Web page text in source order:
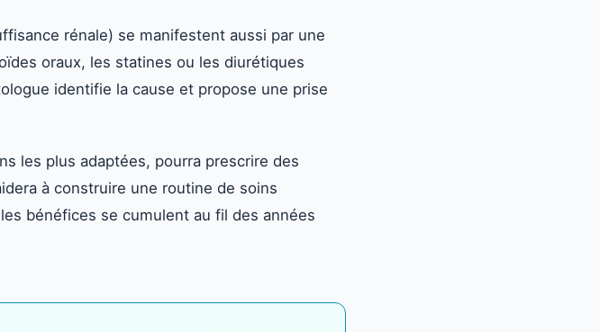
rénale) se manifestent aussi par une
oraux, les statines ou les diurétiques
identifie la cause et propose une prise
les plus adaptées, pourra prescrire des
à construire une routine de soins
bénéfices se cumulent au fil des années